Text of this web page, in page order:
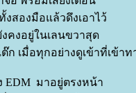
สองมือแล้วดึงเอาไว้
คงอยู่ในเลนขวาสุด
ก เมื่อทุกอย่างดูเข้าที่เข้าท
EDM มาอยู่ตรงหน้า